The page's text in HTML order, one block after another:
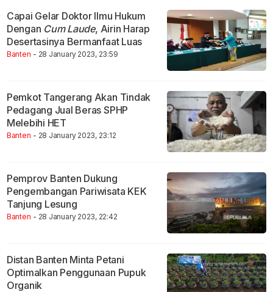
Capai Gelar Doktor Ilmu Hukum
Dengan Cum Laude, Airin Harap
Desertasinya Bermanfaat Luas
Banten - 28 January 2023, 23:59
Pemkot Tangerang Akan Tindak
Pedagang Jual Beras SPHP
Melebihi HET
Banten - 28 January 2023, 23:12
Pemprov Banten Dukung
Pengembangan Pariwisata KEK
Tanjung Lesung
Banten - 28 January 2023, 22:42
Distan Banten Minta Petani
Optimalkan Penggunaan Pupuk
Organik